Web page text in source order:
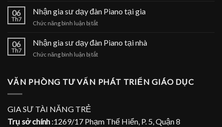
tạigia
dạy
Piano
06
Th7
Nhận gia sư dạy đàn Piano tại gia
Chức năng bình luận bị tắtở
gia
dạy
tại
06
Th7
Nhận gia sư dạy đàn Piano tại nhà
Chức năng bình luận bị tắtở
sư
nhà
VĂN PHÒNG TƯ VẤN PHÁT TRIỂN GIÁO DỤC
GIA SƯ TÀI NĂNG TRẺ
Trụ sở chính :1269/17 Phạm Thế Hiển, P. 5, Quận 8